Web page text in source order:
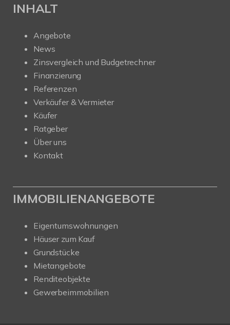
INHALT
Angebote
News
Zinsvergleich und Budgetrechner
Finanzierung
Referenzen
Verkäufer & Vermieter
Käufer
Ratgeber
Über uns
Kontakt
IMMOBILIENANGEBOTE
Eigentumswohnungen
Häuser zum Kauf
Grundstücke
Mietangebote
Renditeobjekte
Gewerbeimmobilien